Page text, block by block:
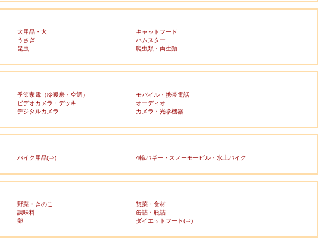
犬用品・犬
キャットフード
うさぎ
ハムスター
昆虫
爬虫類・両生類
季節家電（冷暖房・空調）
モバイル・携帯電話
ビデオカメラ・デッキ
オーディオ
デジタルカメラ
カメラ・光学機器
バイク用品(⇒)
4輪バギー・スノーモービル・水上バイク
野菜・きのこ
惣菜・食材
調味料
缶詰・瓶詰
卵
ダイエットフード(⇒)